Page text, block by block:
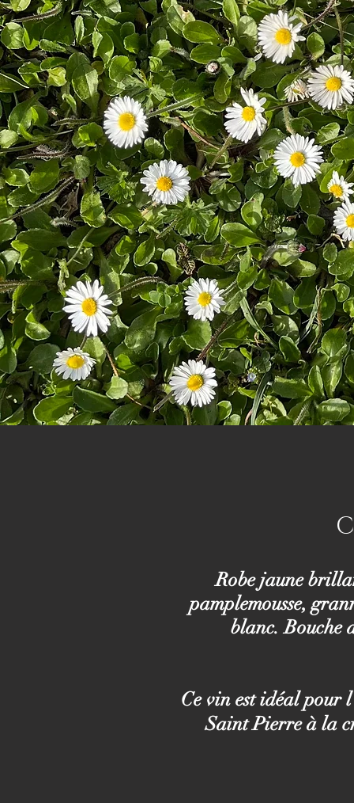
Robe jaune
pamplemousse,
blanc. Bouche
Ce vin est idéal pour
Saint Pierre à la